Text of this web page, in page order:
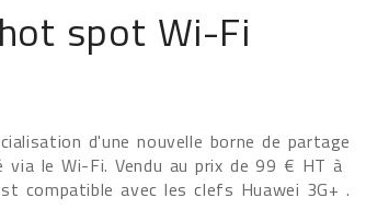
spot Wi-Fi
d'une nouvelle borne de partage
le Wi-Fi. Vendu au prix de 99 € HT à
compatible avec les clefs Huawei 3G+ .